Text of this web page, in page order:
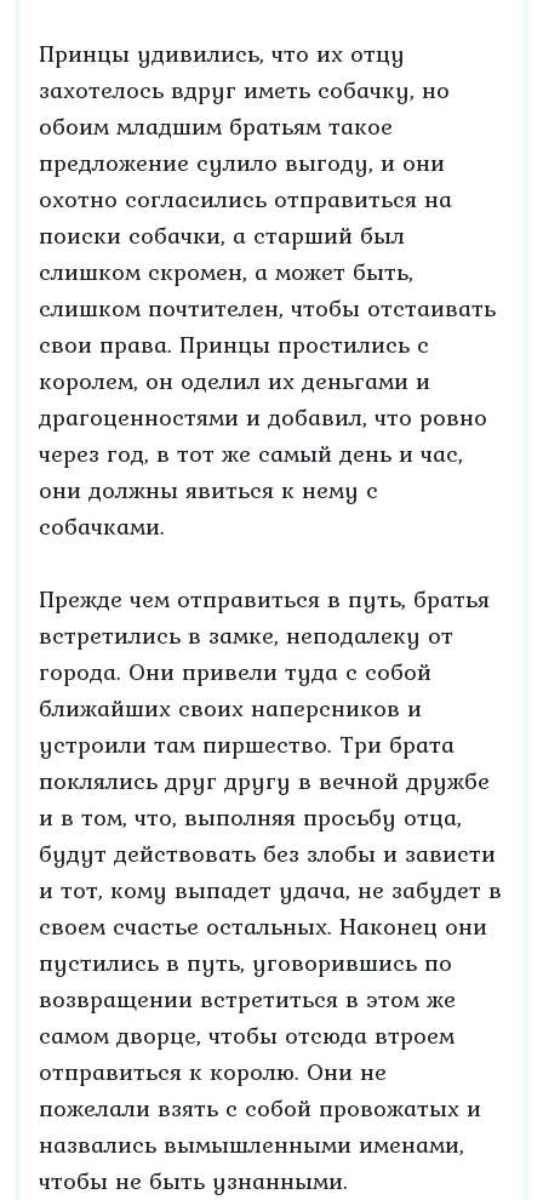
Принцы удивились, что их отцу
захотелось вдруг иметь собачку, но
обоим младшим братьям такое
предложение сулило выгоду, и они
охотно согласились отправиться на
поиски собачки, а старший был
слишком скромен, а может быть,
слишком почтителен, чтобы отстаивать
свои права. Принцы простились с
королем, он оделил их деньгами и
драгоценностями и добавил, что ровно
через год, в тот же самый день и час,
они должны явиться к нему с
собачками.
Прежде чем отправиться в путь, братья
встретились в замке, неподалеку от
города. Они привели туда с собой
ближайших своих наперсников и
устроили там пиршество. Три брата
поклялись друг другу в вечной дружбе
и в том, что, выполняя просьбу отца,
будут действовать без злобы и зависти
и тот, кому выпадет удача, не забудет в
своем счастье остальных. Наконец они
пустились в путь, уговорившись по
возвращении встретиться в этом же
самом дворце, чтобы отсюда втроем
отправиться к королю. Они не
пожелали взять с собой провожатых и
назвались вымышленными именами,
чтобы не быть узнанными.